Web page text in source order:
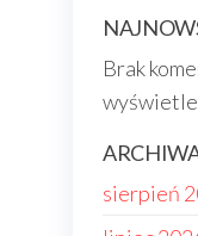
Brak
sierpień